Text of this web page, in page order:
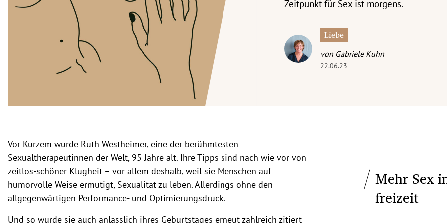
Untermenü
Untermenü
Untermenü
Untermenü
Zeitpunkt für Sex ist morgens.
Liebe
von Gabriele Kuhn
22.06.23
Vor Kurzem wurde Ruth Westheimer, eine der berühmtesten
Sexualtherapeutinnen der Welt, 95 Jahre alt. Ihre Tipps sind nach wie vor von
zeitlos-schöner Klugheit – vor allem deshalb, weil sie Menschen auf
humorvolle Weise ermutigt, Sexualität zu leben. Allerdings ohne den
allgegenwärtigen Performance- und Optimierungsdruck.
Und so wurde sie auch anlässlich ihres Geburtstages erneut zahlreich zitiert
Mehr Sex
freizeit